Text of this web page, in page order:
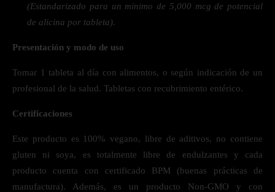
(Estandarizado para un mínimo de 5,000 mcg de potencial
de alicina por tableta).
Presentación y modo de uso
Tomar 1 tableta al día con alimentos, o según indicación de un
profesional de la salud. Tabletas con recubrimiento entérico.
Certificaciones
Este producto es 100% vegano, libre de aditivos, no contiene
gluten ni soya, es totalmente libre de endulzantes y cada
producto cuenta con certificado BPM (buenas prácticas de
manufactura). Además, es un producto Non-GMO y con